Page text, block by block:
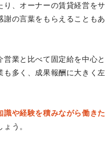
、オーナーの賃貸経営をサ
謝の言葉をもらえることもあ
業と比べて固定給を中心と
も多く、成果報酬に大きく左
識や経験を積みながら働きた
う。